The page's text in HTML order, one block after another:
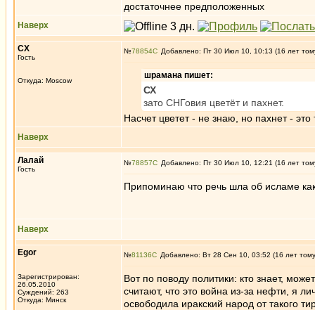
достаточнее предположенных
Наверх
СХ
Гость
Откуда: Moscow
№78854 Добавлено: Пт 30 Июл 10, 10:13 (16 лет
шрамана пишет:
СХ
зато СНГовия цветёт и пахнет.
Насчет цветет - не знаю, но пахнет -
Наверх
Лалай
Гость
№78857 Добавлено: Пт 30 Июл 10, 12:21 (16 лет
Припоминаю что речь шла об исламе
Наверх
Egor
Зарегистрирован:
26.05.2010
Суждений: 263
Откуда: Минск
№81136 Добавлено: Вт 28 Сен 10, 03:52 (16 лет
Вот по поводу политики: кто знает,
считают, что это война из-за нефти, я
освободила иракский народ от такого